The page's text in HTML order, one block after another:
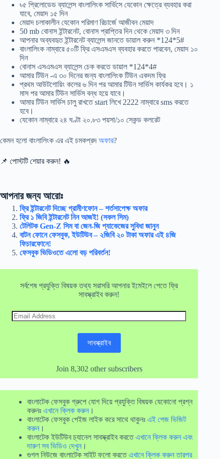
৳৫ প্রিলোডেড ব্যালেন্স বাংলালিংক সার্ভিসে যেকোন ক্ষেত্রে ব্যবহার করা
যাবে, মেয়াদ ১৫ দিন
মেয়াদ চলাকালীন যেকোন পরিমাণ রিচার্জে আজীবন মেয়াদ
50 mb বোনাস ইন্টারনেট, বোনাস প্রাপ্তির দিন থেকে মেয়াদ ৩ দিন
আপনার অব্যবহৃত ইন্টারনেট ব্যালেন্স জানতে ডায়াল করুন *124*5#
বাংলালিংক নাম্বারে ৫০টি ফ্রি এসএমএস ব্যবহার করতে পারবেন, মেয়াদ ১০
দিন
বোনাস এসএমএস ব্যালেন্স চেক করতে ডায়াল *124*4#
আমার টিউন -এ ৩০ দিনের জন্য বাংলালিংক টিউন একদম ফ্রি
প্রথম আউটগোয়িং কলের ৬ দিন পর আমার টিউন সার্ভিস কার্যকর হবে। ১
মাস পর আমার টিউন সার্ভিস বন্ধ হয়ে যাবে।
আমার টিউন সার্ভিস চালু রাখতে start লিখে 2222 নাম্বারে sms করতে
হবে।
যেকোন নাম্বারে ২৪ ঘণ্টা ২০.৮৩ পয়সা/১০ সেকন্ড কলরেট
কেমন হলো বাংলালিংক এর এই চমকপ্রদ অফার?
📌 পোস্টটি শেয়ার করুন! 🔥
আপনার জন্য আরোঃ
ফ্রি ইন্টারনেট দিচ্ছে গ্রামীণফোন – শর্তসাপেক্ষ অফার
ফ্রি ১ জিবি ইন্টারনেট নিন আজই! (সকল সিম)
টেলিটক Gen-Z সিম বা জেন-জি প্যাকেজের সুবিধা জানুন
বাটন ফোনে ফেসবুক, ইউটিউব – ২জিবি ২০ টাকা অফার এই ৪জি
ফিচারফোনে!
ফেসবুক ভিডিওতে এলো বড় পরিবর্তন!
সর্বশেষ প্রযুক্তি বিষয়ক তথ্য সরাসরি আপনার ইমেইলে পেতে ফ্রি
সাবস্ক্রাইব করুন!
Email
Address
সাবস্ক্রাইব
Join 8,302 other subscribers
বাংলাটেক ফেসবুক গ্রুপে যোগ দিয়ে প্রযুক্তি বিষয়ক যেকোনো প্রশ্ন
করুনঃ এখানে ক্লিক করুন ।
বাংলাটেক ফেসবুক পেইজ লাইক করে সাথে থাকুনঃ এই পেজ ভিজিট
করুন ।
বাংলাটেক ইউটিউব চ্যানেল সাবস্ক্রাইব করতেএখানে ক্লিক করুন এবং
দারুণ সব ভিডিও দেখুন ।
গুগল নিউজে বাংলাটেক সাইট ফলো করতেএখানে ক্লিক করুন তারপর